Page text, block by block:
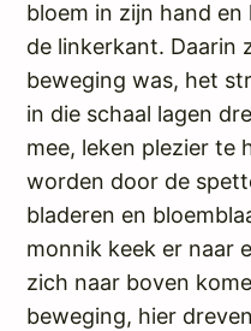
bloem in zijn hand en
de linkerkant. Daarin
beweging was, het
in die schaal lagen
mee, leken plezier te
worden door de
bladeren en
monnik keek er naar
zich naar boven
beweging, hier